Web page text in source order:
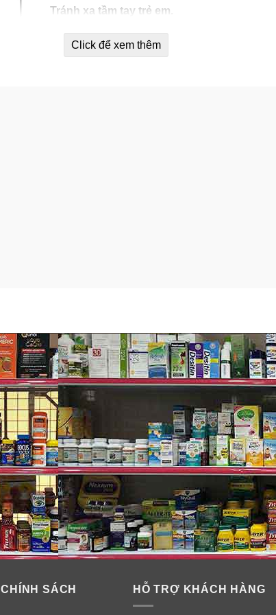
Tránh xa tầm tay trẻ em.
Quan trọng: Dấu chống hàng giả dưới
Inc. Chúng tôi đảm bảo chất lượng mỗi sản phẩm
của mình. Nếu bạn không hài lòng về chất lượng
Click để xem thêm
SÁCH HỖ TRỢ KHÁCH HÀNG